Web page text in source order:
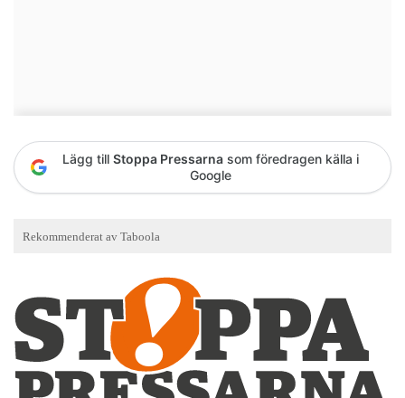
Lägg till Stoppa Pressarna som föredragen källa i
Google